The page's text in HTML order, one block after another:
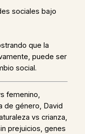
sociales bajo
que la
puede ser
social.
femenino,
de género, David
vs crianza,
prejuicios, genes